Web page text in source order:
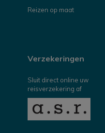
Reizen op maat
Verzekeringen
Sluit direct online uw
reisverzekering af